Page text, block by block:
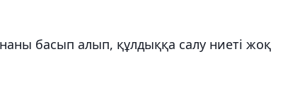
басып алып, құлдыққа салу ниеті жоқ